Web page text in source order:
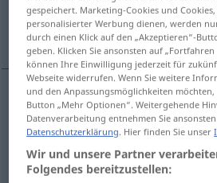
betumar, argamassar
betumar kitten
argamassar kitten
gespeichert. Marketing-Cookies und
personalisierter Werbung dienen, werden
durch einen Klick auf den „Akzeptieren“-
geben. Klicken Sie ansonsten auf
können Ihre Einwilligung jederzeit für
Webseite widerrufen. Wenn Sie weitere
und den Anpassungsmöglichkeiten
Button „Mehr Optionen“. Weitergehende
Datenverarbeitung entnehmen Sie
Datenschutzerklärung. Hier finden Sie unser
Wir und unsere Partner
Folgendes bereitzustellen: